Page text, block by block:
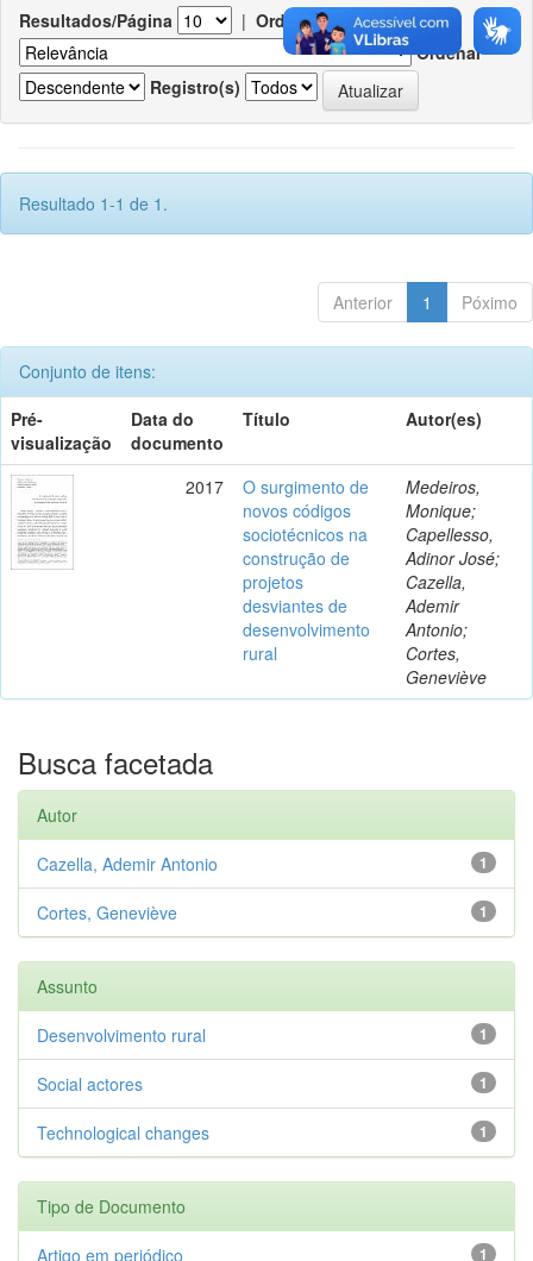
Resultados/Página | Ordenar registros por
Ordenar
Registro(s)
Resultado 1-1 de 1.
Anterior 1 Póximo
Conjunto de itens:
Pré-
visualização
Data do
documento
Título Autor(es)
2017
O surgimento de
novos códigos
sociotécnicos na
construção de
projetos
desviantes de
desenvolvimento
rural
Medeiros,
Monique;
Capellesso,
Adinor José;
Cazella,
Ademir
Antonio;
Cortes,
Geneviève
Busca facetada
Autor
1
Cazella, Ademir Antonio
1
Cortes, Geneviève
Assunto
1
Desenvolvimento rural
1
Social actores
1
Technological changes
Tipo de Documento
1
Artigo em periódico